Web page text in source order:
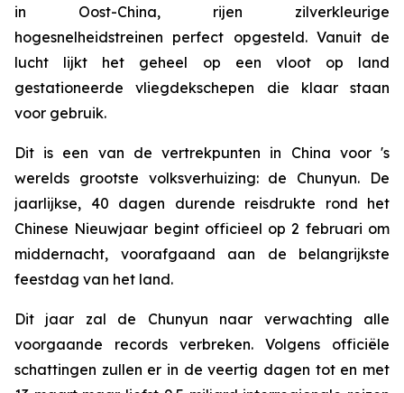
in Oost-China, ​​rijen zilverkleurige
hogesnelheidstreinen perfect opgesteld. Vanuit de
lucht lijkt het geheel op een vloot op land
gestationeerde vliegdekschepen die klaar staan
voor gebruik.
Dit is een van de vertrekpunten in China voor 's
werelds grootste volksverhuizing: de Chunyun. De
jaarlijkse, 40 dagen durende reisdrukte rond het
Chinese Nieuwjaar begint officieel op 2 februari om
middernacht, voorafgaand aan de belangrijkste
feestdag van het land.
Dit jaar zal de Chunyun naar verwachting alle
voorgaande records verbreken. Volgens officiële
schattingen zullen er in de veertig dagen tot en met